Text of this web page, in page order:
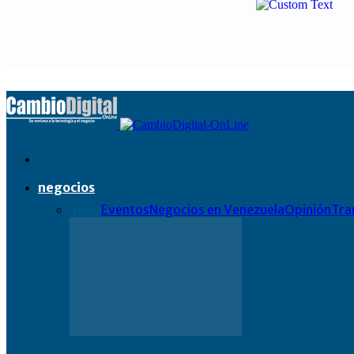
negocios
EventosNegocios en VenezuelaOpinión